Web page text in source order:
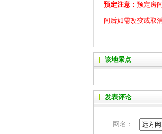
预定注意： 预定房
间后如需改变或取
该地景点
发表评论
网名：